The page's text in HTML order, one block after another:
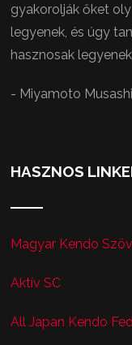
gyakorolják őket
legyenek, és úgy
hasznosak
- Miyamoto Musashi
HASZNOS
Magyar Kendo
Aktív SC
All Japan Kendo